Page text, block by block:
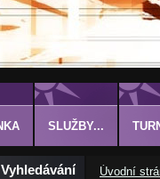
Vyhledávání Úvodní
SLUŽBY...